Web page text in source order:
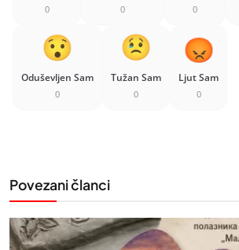
0 0 0
Oduševljen Sam
0
Tužan Sam
0
Ljut Sam
0
Povezani članci